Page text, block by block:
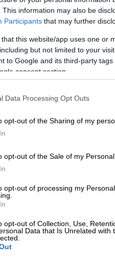
This information may also be
Participants that may further
that this website/app uses one or
but not limited to your
to Google and its third-party
consent section.
Data Processing Opt Outs
opt-out of the Sharing of my
opt-out of the Sale of my Personal
opt-out of processing my
opt-out of Collection, Use,
Data that Is Unrelated with
στο ένα
οδηγών στη
πριν πέσει από